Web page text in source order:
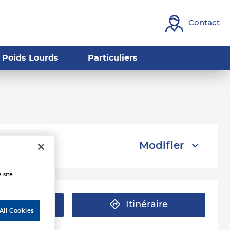
Contact
Poids Lourds Particuliers
Modifier
Itinéraire
site
Cookies